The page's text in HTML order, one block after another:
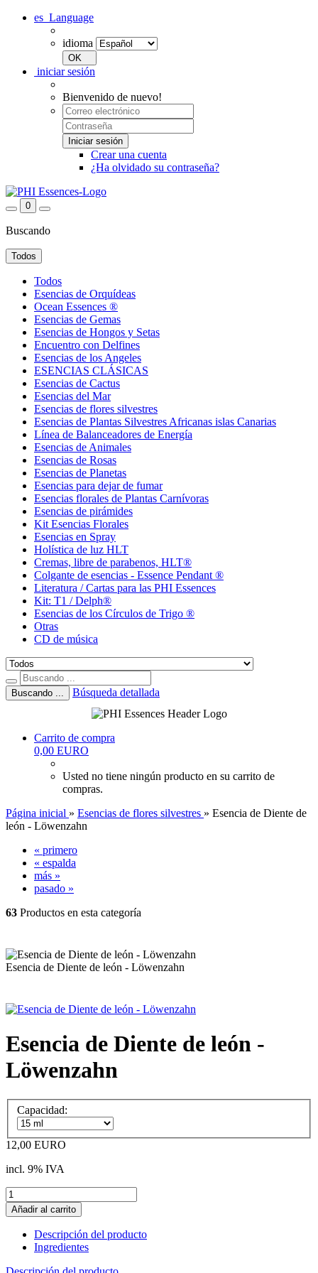
es Language
idioma
iniciar sesión
Bienvenido de nuevo!
Crear una cuenta
¿Ha olvidado su contraseña?
0
Buscando
Todos
Todos
Esencias de Orquídeas
Ocean Essences ®
Esencias de Gemas
Esencias de Hongos y Setas
Encuentro con Delfines
Esencias de los Angeles
ESENCIAS CLÁSICAS
Esencias de Cactus
Esencias del Mar
Esencias de flores silvestres
Esencias de Plantas Silvestres Africanas islas Canarias
Línea de Balanceadores de Energía
Esencias de Animales
Esencias de Rosas
Esencias de Planetas
Esencias para dejar de fumar
Esencias florales de Plantas Carnívoras
Esencias de pirámides
Kit Esencias Florales
Esencias en Spray
Holística de luz HLT
Cremas, libre de parabenos, HLT®
Colgante de esencias - Essence Pendant ®
Literatura / Cartas para las PHI Essences
Kit: T1 / Delph®
Esencias de los Círculos de Trigo ®
Otras
CD de música
Buscando ... Búsqueda detallada
Carrito de compra
0,00 EURO
Usted no tiene ningún producto en su carrito de
compras.
Página inicial » Esencias de flores silvestres » Esencia de Diente de
león - Löwenzahn
« primero
« espalda
más »
pasado »
63 Productos en esta categoría
Esencia de Diente de león - Löwenzahn
Esencia de Diente de león -
Löwenzahn
Capacidad:
12,00 EURO
incl. 9% IVA
Descripción del producto
Ingredientes